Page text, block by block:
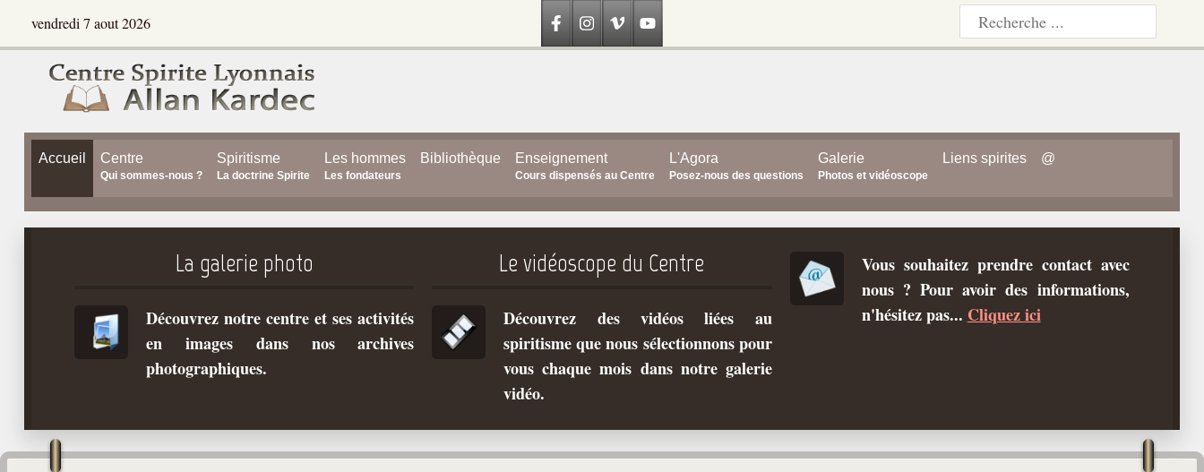
vendredi 7 aout 2026
Accueil Centre
Qui sommes-nous ?
Spiritisme
La doctrine Spirite
Les hommes
Les fondateurs
Bibliothèque Enseignement
Cours dispensés au Centre
L'Agora
Posez-nous des questions
Galerie
Photos et vidéoscope
Liens spirites @
La galerie photo
Découvrez notre centre et ses activités
en images dans nos archives
photographiques.
Le vidéoscope du Centre
Découvrez des vidéos liées au
spiritisme que nous sélectionnons pour
vous chaque mois dans notre galerie
vidéo.
Vous souhaitez prendre contact avec
nous ? Pour avoir des informations,
n'hésitez pas... Cliquez ici